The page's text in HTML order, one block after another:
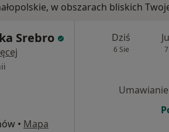
w obszarach bliskich
Srebro
• Mapa
Dziś
6 Sie